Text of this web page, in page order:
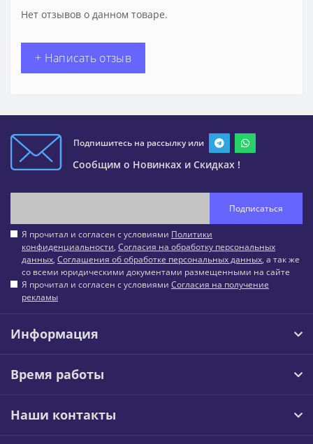
Нет отзывов о данном товаре.
+ Написать отзыв
Подпишитесь на рассылку или
Сообщим о Новинках и Скидках !
Подписаться
Я прочитал и согласен с условиями Политики
конфиденциальности, Согласия на обработку персональных
данных, Соглашения об обработке персональных данных, а так же
со всеми юридическими документами размещенными на сайте
Я прочитал и согласен с условиями Согласия на получение
рекламы
Информация
Время работы
Наши контакты